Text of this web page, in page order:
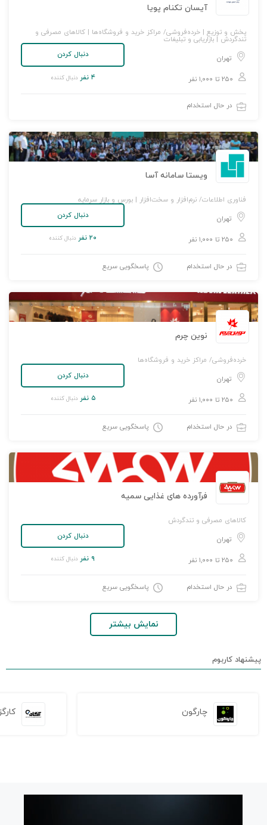
آیسان تکنام پویا
پخش و توزیع | خرده‌فروشی/ مراکز خرید و فروشگاه‌ها | کالاهای مصرفی و
تندگردش | بازاریابی و تبلیغات
تهران
۲۵۰ تا ۱,۰۰۰ نفر
دنبال کردن
۴ نفر دنبال کننده
در حال استخدام
ویستا سامانه آسا
فناوری اطلاعات/ نرم‌افزار و سخت‌افزار | بورس و بازار سرمایه
تهران
۲۵۰ تا ۱,۰۰۰ نفر
دنبال کردن
۲۰ نفر دنبال کننده
در حال استخدام پاسخگویی سریع
نوین چرم
خرده‌فروشی/ مراکز خرید و فروشگاه‌ها
تهران
۲۵۰ تا ۱,۰۰۰ نفر
دنبال کردن
۵ نفر دنبال کننده
در حال استخدام پاسخگویی سریع
فرآورده های غذایی سمیه
کالاهای مصرفی و تندگردش
تهران
۲۵۰ تا ۱,۰۰۰ نفر
دنبال کردن
۹ نفر دنبال کننده
در حال استخدام پاسخگویی سریع
نمایش بیشتر
پیشنهاد کاربوم
چارگون